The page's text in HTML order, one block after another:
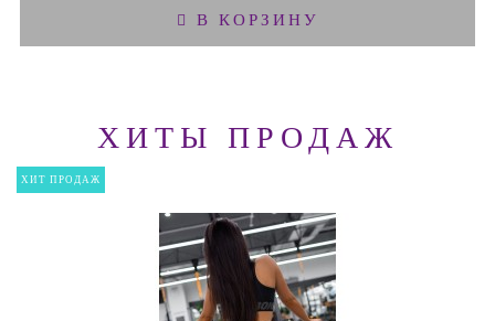
В КОРЗИНУ
ХИТЫ ПРОДАЖ
ХИТ ПРОДАЖ